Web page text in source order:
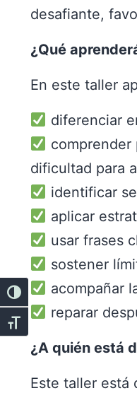
Alternar alto contraste
Alternar tamaño de letra
desafiante,
¿Qué
En este taller
diferenciar
comprender
dificultad para
identificar
aplicar
usar frases
sostener
acompañar
reparar
¿A quién está
Este taller está